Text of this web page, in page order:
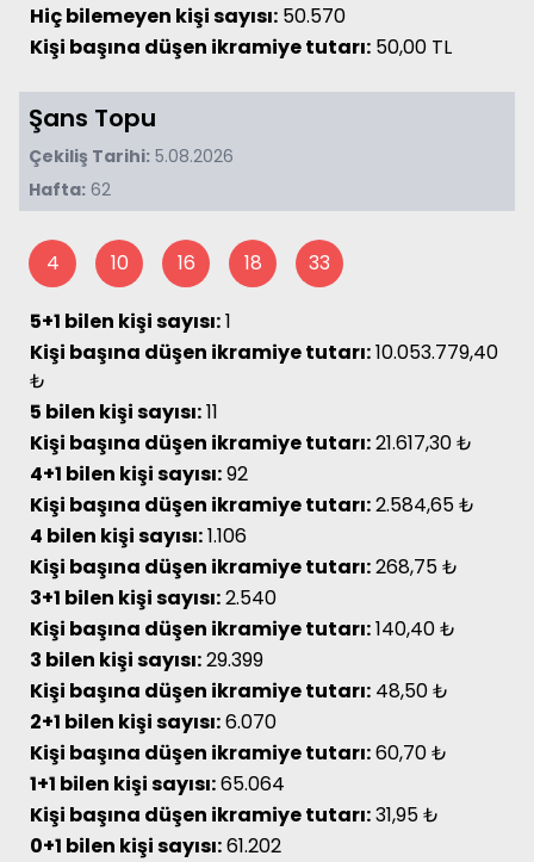
Hiç bilemeyen kişi sayısı: 50.570
Kişi başına düşen ikramiye tutarı: 50,00 TL
Şans Topu
Çekiliş Tarihi: 5.08.2026
Hafta: 62
4 10 16 18 33
5+1 bilen kişi sayısı:1
Kişi başına düşen ikramiye tutarı:10.053.779,40
₺
5 bilen kişi sayısı:11
Kişi başına düşen ikramiye tutarı:21.617,30 ₺
4+1 bilen kişi sayısı:92
Kişi başına düşen ikramiye tutarı:2.584,65 ₺
4 bilen kişi sayısı:1.106
Kişi başına düşen ikramiye tutarı:268,75 ₺
3+1 bilen kişi sayısı:2.540
Kişi başına düşen ikramiye tutarı:140,40 ₺
3 bilen kişi sayısı:29.399
Kişi başına düşen ikramiye tutarı: 48,50 ₺
2+1 bilen kişi sayısı:6.070
Kişi başına düşen ikramiye tutarı:60,70 ₺
1+1 bilen kişi sayısı:65.064
Kişi başına düşen ikramiye tutarı:31,95 ₺
0+1 bilen kişi sayısı:61.202